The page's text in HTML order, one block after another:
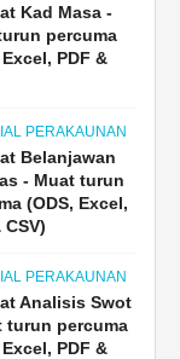
Kad Masa -
percuma
PDF &
PERAKAUNAN
Belanjawan
- Muat turun
(ODS, Excel,
CSV)
PERAKAUNAN
Analisis Swot
turun percuma
PDF &